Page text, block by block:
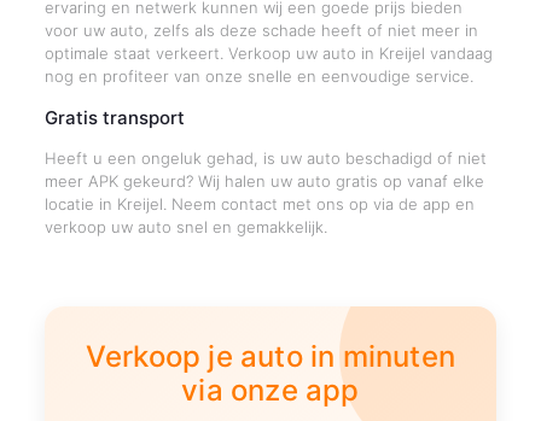
ervaring en netwerk kunnen wij een goede prijs bieden
voor uw auto, zelfs als deze schade heeft of niet meer in
optimale staat verkeert. Verkoop uw auto in Kreijel vandaag
nog en profiteer van onze snelle en eenvoudige service.
Gratis transport
Heeft u een ongeluk gehad, is uw auto beschadigd of niet
meer APK gekeurd? Wij halen uw auto gratis op vanaf elke
locatie in Kreijel. Neem contact met ons op via de app en
verkoop uw auto snel en gemakkelijk.
Verkoop je auto in minuten
via onze app